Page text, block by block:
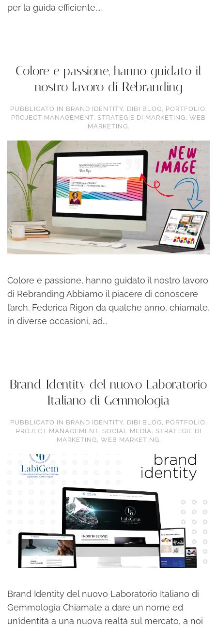
per la guida efficiente,...
Colore e passione, hanno guidato il
nostro lavoro di Rebranding
PUBBLICATO IN BRAND IDENTITY, DIBI BLOG, PORTFOLIO ,
PROJECT MANAGEMENT, STRATEGIE DI MARKETING, WEB
MARKETING.
Colore e passione, hanno guidato il nostro lavoro
di Rebranding Abbiamo il piacere di conoscere
l’arch. Federica Rigon da qualche anno, chiamate,
in diverse occasioni, ad...
Brand Identity del nuovo Laboratorio
Italiano di Gemmologia
PUBBLICATO IN BRAND IDENTITY, DIBI BLOG, PORTFOLIO ,
PROJECT MANAGEMENT, SOCIAL MEDIA, STRATEGIE DI
MARKETING, WEB MARKETING.
Brand Identity del nuovo Laboratorio Italiano di
Gemmologia Chiamate a dare un nome ed
un’identità a una nuova realtà sul mercato, a noi